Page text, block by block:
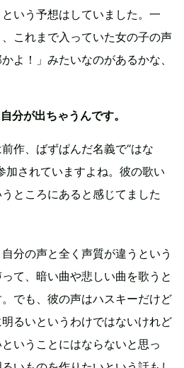
いう予想はしていました。一
これまで入っていた女の子の声
よ！」みたいなのがあるかな、
分が出ちゃうんです。
作、ばずぱんだ名義で“はな
加されていますよね。彼の歌い
ところにあると感じてました
分の声と全く声質が違うという
て、暗い曲や悲しい曲を歌うと
でも、彼の声はハスキーだけど
るいというわけではないけれど
いうことにはならないと思っ